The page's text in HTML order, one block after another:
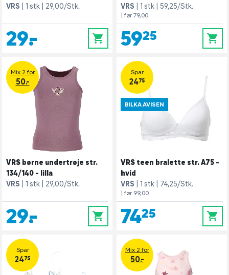
VRS
1 stk 29,00/Stk.
29,- 0
VRS
1 stk 59,25/Stk.
| før 79,00
59,25 0
Mix 2 for
50.-
VRS børne undertrøje str.
134/140 - lilla
VRS
1 stk 29,00/Stk.
29,- 0
Spar
24,75
BILKA AVISEN
VRS teen bralette str. A75 -
hvid
VRS
1 stk 74,25/Stk.
| før 99,00
74,25 0
Spar
24,75
Mix 2 for
50.-